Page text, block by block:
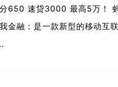
650 速贷3000 最高5万！
金融：是一款新型的移动互